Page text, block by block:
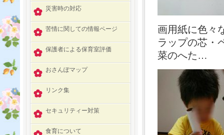
画用紙に色々
ラップの芯・
菜のへた…
災害時の対応
苦情に関しての情報ページ
保護者による保育室評価
おさんぽマップ
リンク集
セキュリティー対策
食育について